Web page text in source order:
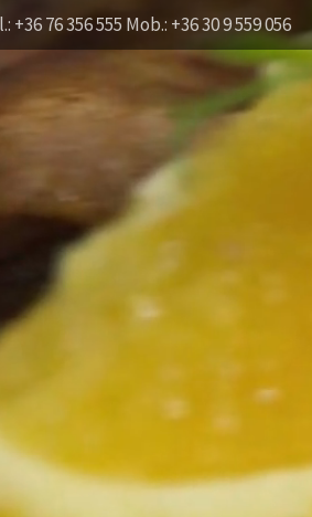
76 356 555 Mob.: +36 30 9 559 056